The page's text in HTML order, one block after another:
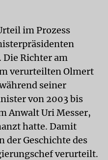
im Prozess
Die Richter am
verurteilten Olmert
seiner
von 2003 bis
Anwalt Uri Messer,
hatte. Damit
der Geschichte des
verurteilt.